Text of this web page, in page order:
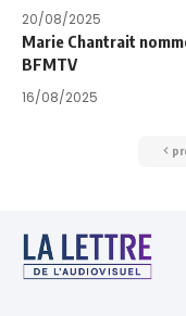
20/08/2025
Marie Chantrait
BFMTV
16/08/2025